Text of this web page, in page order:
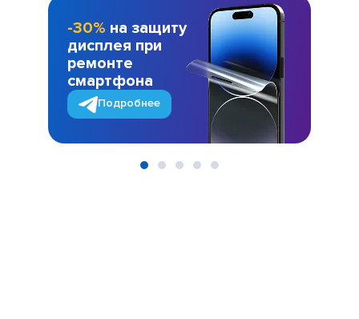
-30% на защиту
дисплея при
ремонте
смартфона
Подробнее